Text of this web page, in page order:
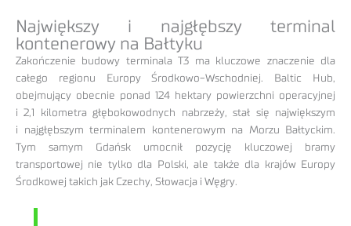
Największy i najgłębszy terminal
kontenerowy na Bałtyku
Zakończenie budowy terminala T3 ma kluczowe znaczenie dla
całego regionu Europy Środkowo-Wschodniej. Baltic Hub,
obejmujący obecnie ponad 124 hektary powierzchni operacyjnej
i 2,1 kilometra głębokowodnych nabrzeży, stał się największym
i najgłębszym terminalem kontenerowym na Morzu Bałtyckim.
Tym samym Gdańsk umocnił pozycję kluczowej bramy
transportowej nie tylko dla Polski, ale także dla krajów Europy
Środkowej takich jak Czechy, Słowacja i Węgry.